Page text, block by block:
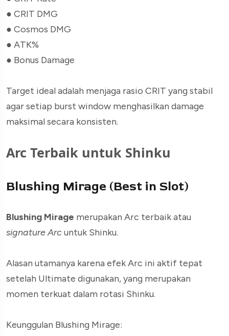
● CRIT DMG
● Cosmos DMG
● ATK%
● Bonus Damage
Target ideal adalah menjaga rasio CRIT yang stabil
agar setiap burst window menghasilkan damage
maksimal secara konsisten.
Arc Terbaik untuk Shinku
Blushing Mirage (Best in Slot)
Blushing Mirage merupakan Arc terbaik atau
signature Arcuntuk Shinku.
Alasan utamanya karena efek Arc ini aktif tepat
setelah Ultimate digunakan, yang merupakan
momen terkuat dalam rotasi Shinku.
Keunggulan Blushing Mirage: